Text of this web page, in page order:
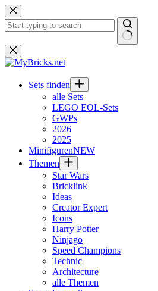
Zum
Inhalt
springen
Keine
Ergebnisse
Sets finden
alle Sets
LEGO EOL-Sets
GWPs
2026
2025
MinifigurenNEW
Themen
Star Wars
Bricklink
Ideas
Creator Expert
Icons
Harry Potter
Ninjago
Speed Champions
Technic
Architecture
alle Themen